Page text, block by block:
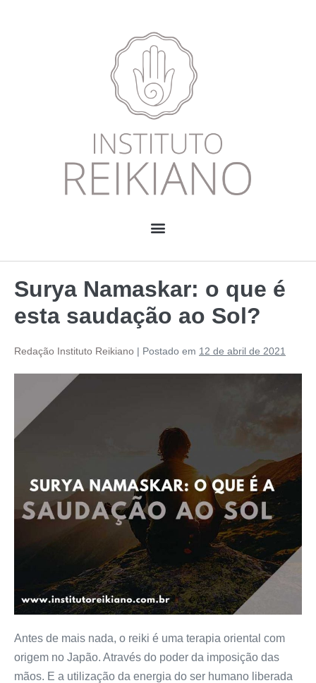
Surya Namaskar: o que é
esta saudação ao Sol?
Redação Instituto Reikiano | Postado em 12 de abril de 2021
Antes de mais nada, o reiki é uma terapia oriental com
origem no Japão. Através do poder da imposição das
mãos. E a utilização da energia do ser humano liberada